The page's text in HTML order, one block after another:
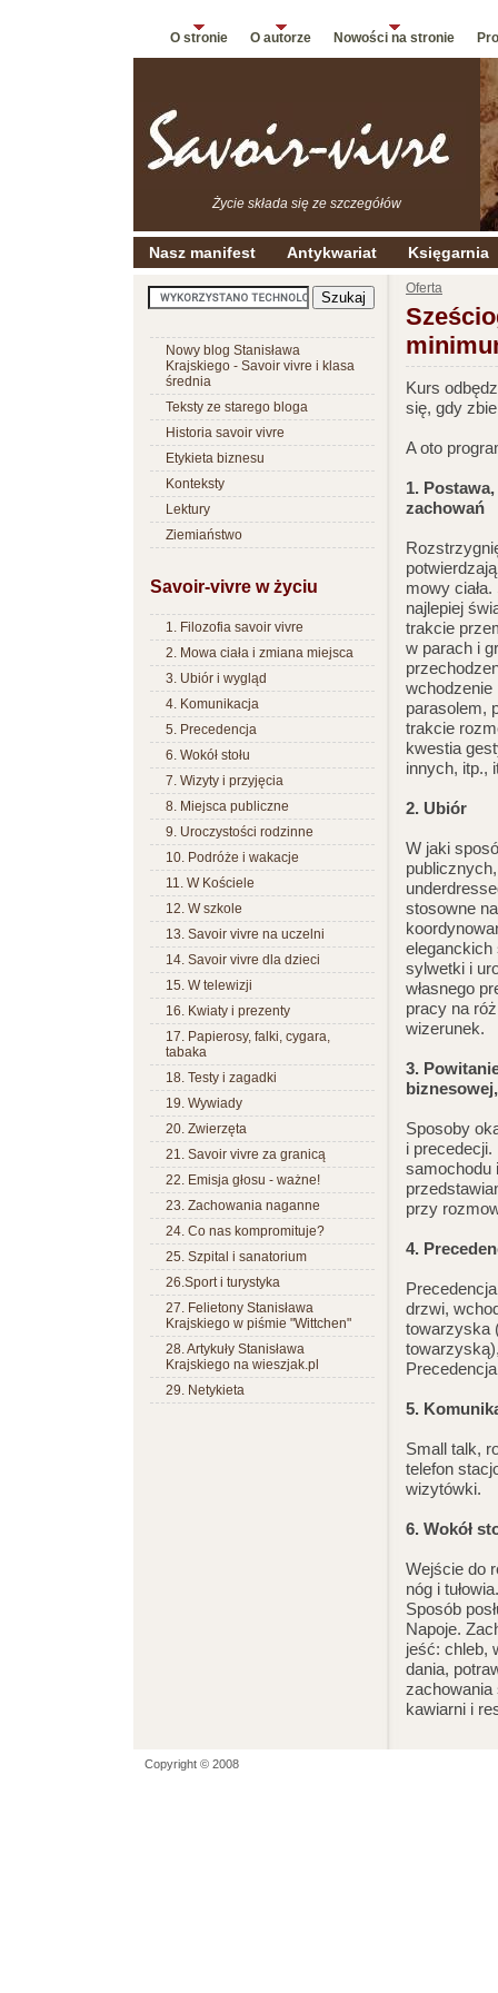
O stronie O autorze Nowości na stronie
Życie składa się ze szczegółów
Oferta
Nasz manifest Antykwariat Księgarnia
Nowy blog Stanisława
Krajskiego - Savoir vivre i klasa
średnia
Teksty ze starego bloga
Historia savoir vivre
Etykieta biznesu
Konteksty
Lektury
Ziemiaństwo
Savoir-vivre w życiu
1. Filozofia savoir vivre
2. Mowa ciała i zmiana miejsca
3. Ubiór i wygląd
4. Komunikacja
5. Precedencja
6. Wokół stołu
7. Wizyty i przyjęcia
8. Miejsca publiczne
9. Uroczystości rodzinne
10. Podróże i wakacje
11. W Kościele
12. W szkole
13. Savoir vivre na uczelni
14. Savoir vivre dla dzieci
15. W telewizji
16. Kwiaty i prezenty
17. Papierosy, falki, cygara,
tabaka
18. Testy i zagadki
19. Wywiady
20. Zwierzęta
21. Savoir vivre za granicą
22. Emisja głosu - ważne!
23. Zachowania naganne
24. Co nas kompromituje?
25. Szpital i sanatorium
26.Sport i turystyka
27. Felietony Stanisława
Krajskiego w piśmie "Wittchen"
28. Artykuły Stanisława
Krajskiego na wieszjak.pl
29. Netykieta
Kurs
się, gdy
A oto
1.
zachowań
mowy
najlepiej
trakcie
w parach i
wchodzenie
parasolem,
trakcie
kwestia
innych, itp.,
2. Ubiór
W jaki
stosowne
sylwetki i
własnego
pracy na
wizerunek.
3.
Sposoby
i
samochodu
przy
4.
drzwi,
towarzyska
5.
Small talk,
telefon
wizytówki.
6. Wokół
Wejście do
nóg i
Sposób
Napoje.
jeść: chleb,
dania,
kawiarni i
Copyright © 2008